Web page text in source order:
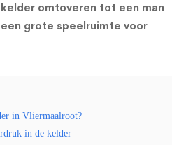
omtoveren tot een man
grote speelruimte voor
in Vliermaalroot?
in de kelder